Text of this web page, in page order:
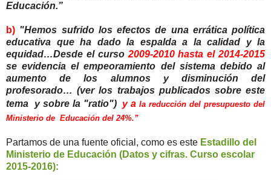
Educación.”
b) "Hemos sufrido los efectos de una errática política
educativa que ha dado la espalda a la calidad y la
equidad…Desde el curso 2009-2010 hasta el 2014-2015
se evidencia el empeoramiento del sistema debido al
aumento de los alumnos y disminución del
profesorado… (ver los trabajos publicados sobre este
tema y sobre la "ratio") y ala reducción del presupuesto del
Ministerio de Educación del 24%.”
Partamos de una fuente oficial, como es este Estadillo del
Ministerio de Educación (Datos y cifras. Curso escolar
2015-2016):